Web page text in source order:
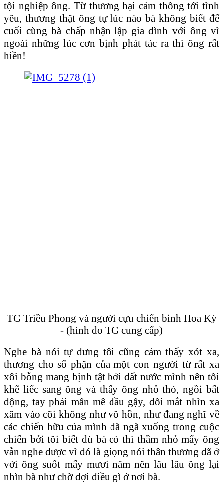
tội nghiệp ông. Từ thương hại cảm thông tới tình
yêu, thương thật ông tự lúc nào bà không biết để
cuối cùng bà chấp nhận lập gia đình với ông vì
ngoài những lúc cơn bịnh phát tác ra thì ông rất
hiền!
TG Triều Phong và người cựu chiến binh Hoa Kỳ
- (hình do TG cung cấp)
Nghe bà nói tự dưng tôi cũng cảm thấy xót xa,
thương cho số phận của một con người từ rất xa
xôi bỗng mang bịnh tật bởi đất nước mình nên tôi
khẽ liếc sang ông và thấy ông nhỏ thó, ngồi bất
động, tay phải mân mê đầu gậy, đôi mắt nhìn xa
xăm vào cõi không như vô hồn, như đang nghĩ về
các chiến hữu của mình đã ngã xuống trong cuộc
chiến bởi tôi biết dù bà có thì thầm nhỏ mấy ông
vẫn nghe được vì đó là giọng nói thân thương đã ở
với ông suốt mấy mươi năm nên lâu lâu ông lại
nhìn bà như chờ đợi điều gì ở nơi bà.